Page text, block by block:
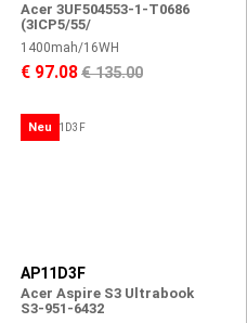
Acer 3UF504553-1-T0686
(3ICP5/55/
1400mah/16WH
€ 97.08€ 135.00
Neu
AP11D3F
Acer Aspire S3 Ultrabook
S3-951-6432